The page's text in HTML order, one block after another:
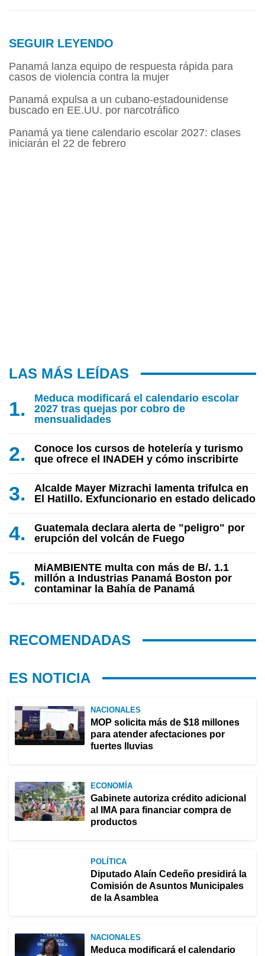
SEGUIR LEYENDO
Panamá lanza equipo de respuesta rápida para
casos de violencia contra la mujer
Panamá expulsa a un cubano-estadounidense
buscado en EE.UU. por narcotráfico
Panamá ya tiene calendario escolar 2027: clases
iniciarán el 22 de febrero
LAS MÁS LEÍDAS
Meduca modificará el calendario escolar
2027 tras quejas por cobro de
mensualidades
Conoce los cursos de hotelería y turismo
que ofrece el INADEH y cómo inscribirte
Alcalde Mayer Mizrachi lamenta trifulca en
El Hatillo. Exfuncionario en estado delicado
Guatemala declara alerta de "peligro" por
erupción del volcán de Fuego
MiAMBIENTE multa con más de B/. 1.1
millón a Industrias Panamá Boston por
contaminar la Bahía de Panamá
RECOMENDADAS
ES NOTICIA
NACIONALES
MOP solicita más de $18 millones
para atender afectaciones por
fuertes lluvias
ECONOMÍA
Gabinete autoriza crédito adicional
al IMA para financiar compra de
productos
POLÍTICA
Diputado Alaín Cedeño presidirá la
Comisión de Asuntos Municipales
de la Asamblea
NACIONALES
Meduca modificará el calendario